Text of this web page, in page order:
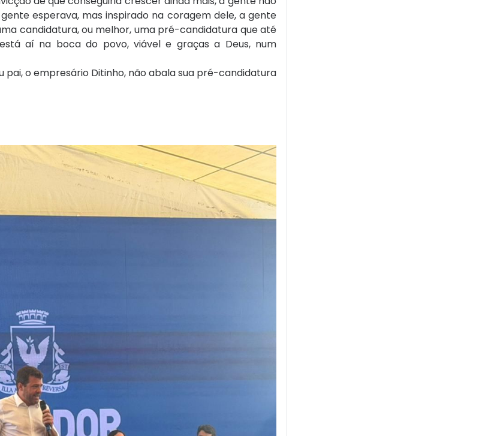
esperava, mas inspirado na coragem dele, a gente
candidatura, ou melhor, uma pré-candidatura que até
aí na boca do povo, viável e graças a Deus, num
pai, o empresário Ditinho, não abala sua pré-candidatura